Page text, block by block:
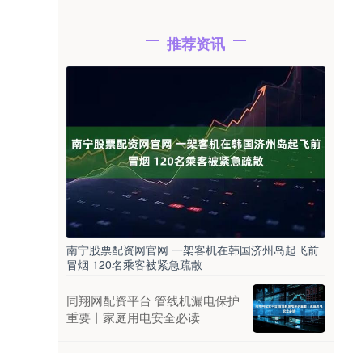
推荐资讯
南宁股票配资网官网 一架客机在韩国济州岛起飞前
冒烟 120名乘客被紧急疏散
同翔网配资平台 管线机漏电保护
重要丨家庭用电安全必读